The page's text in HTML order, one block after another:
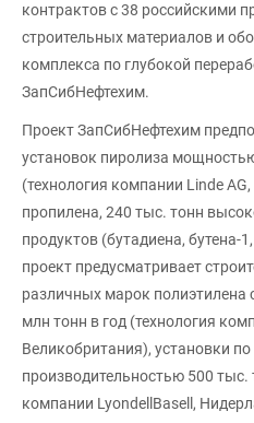
контрактов с 38 российскими
строительных материалов и
комплекса по глубокой
ЗапСибНефтехим.
Проект ЗапСибНефтехим
установок пиролиза
(технология компании Linde
пропилена, 240 тыс. тонн
продуктов (бутадиена,
проект предусматривает
различных марок
млн тонн в год (технология
Великобритания), установки
производительностью 500 тыс.
компании LyondellBasell,